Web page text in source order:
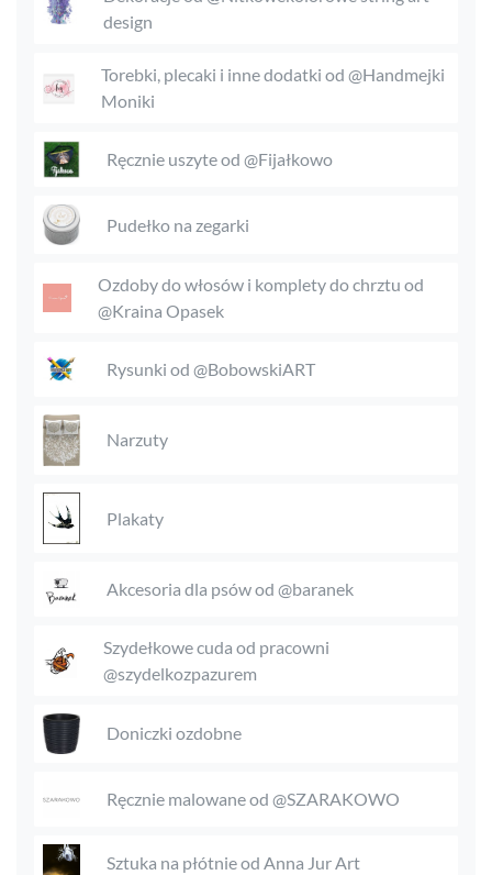
design
Torebki, plecaki i inne dodatki od @Handmejki
Moniki
Ręcznie uszyte od @Fijałkowo
Pudełko na zegarki
Ozdoby do włosów i komplety do chrztu od
@Kraina Opasek
Rysunki od @BobowskiART
Narzuty
Plakaty
Akcesoria dla psów od @baranek
Szydełkowe cuda od pracowni
@szydelkozpazurem
Doniczki ozdobne
Ręcznie malowane od @SZARAKOWO
Sztuka na płótnie od Anna Jur Art